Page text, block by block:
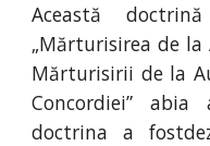
Această
„Mărturisirea de la
Mărturisirii de la
Concordiei” abia
doctrina a